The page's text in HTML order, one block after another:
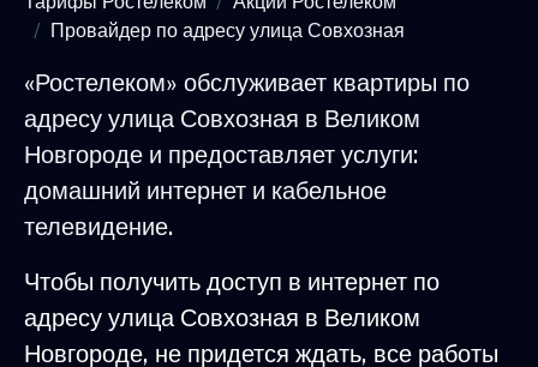
Провайдер по адресу улица Совхозная
«Ростелеком» обслуживает квартиры по
адресу улица Совхозная в Великом
Новгороде и предоставляет услуги:
домашний интернет и кабельное
телевидение.
Чтобы получить доступ в интернет по
адресу улица Совхозная в Великом
Новгороде, не придется ждать, все работы